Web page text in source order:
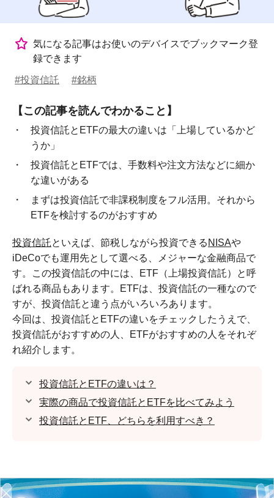
気になる記事はお使いのデバイスでブックマーク登
録できます
#投資信託 #銘柄
【この記事を読んでわかること】
投資信託とETFの最大の違いは「上場しているかど
うか」
投資信託とETFでは、手数料や注文方法などに細か
な違いがある
まずは投資信託で非課税制度をフル活用。それから
ETFを検討するのがおすすめ
投資信託といえば、節税しながら投資できる NISAや
iDeCoでも運用先として選べる、メジャーな金融商品で
す。この投資信託の中には、ETF（上場投資信託）と呼
ばれる商品もあります。ETFは、投資信託の一種なので
すが、投資信託と違う点がいろいろあります。
今回は、投資信託とETFの違いをチェックしたうえで、
投資信託がおすすめの人、ETFがおすすめの人をそれぞ
れ紹介します。
投資信託とETFの違いは？
実際の商品で投資信託とETFを比べてみよう
投資信託とETF、どちらを利用すべき？